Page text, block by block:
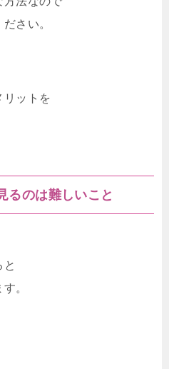
さい。
リットを
るのは難しいこと
と
。